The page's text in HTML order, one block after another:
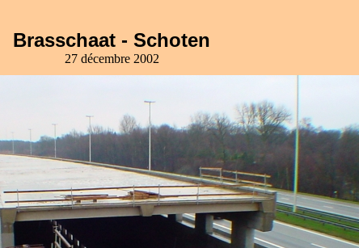
Brasschaat - Schoten
27 décembre 2002